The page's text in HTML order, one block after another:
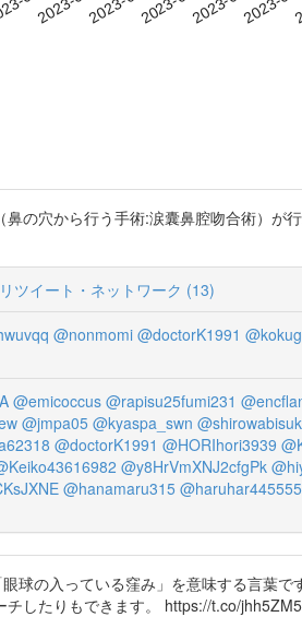
の穴から行う手術:涙囊鼻腔吻合術）が
リツイート・ネットワーク (13)
@nonmomi @doctorK1991
@emicoccus @rapisu25fumi231
@jmpa05 @kyaspa_swn
@doctorK1991 @HORIhori3939
@y8HrVmXNJ2cfgPk
@hanamaru315
球の入っている窪み」を意味する言葉
したりもできます。 https://t.co/